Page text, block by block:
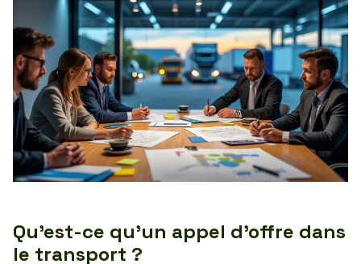
Qu’est-ce qu’un appel d’offre dans
le transport ?